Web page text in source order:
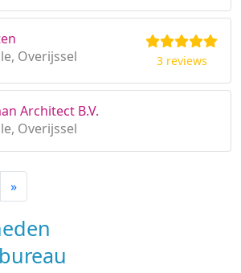
Overijssel
3 reviews
Architect B.V.
Overijssel
»